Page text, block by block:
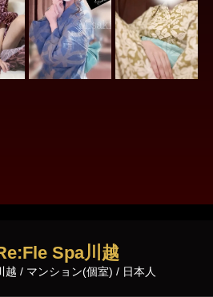
Spa川越
越 / マンション(個室) / 日本人